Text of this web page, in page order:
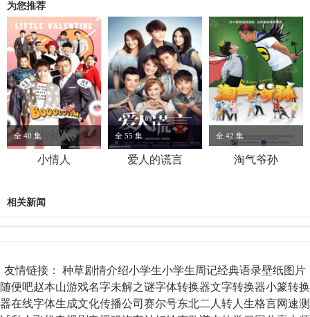
为您推荐
全 40 集
小情人
全 55 集
爱人的谎言
全 42 集
淘气爷孙
相关新闻
友情链接： 种草剧情介绍小学生小学生周记经典语录壁纸图片
随便吧赵本山游戏名字未解之谜字体转换器文字转换器小篆转换
器在线字体生成文化传播公司 赛尔号东北二人转 人生格言网速测